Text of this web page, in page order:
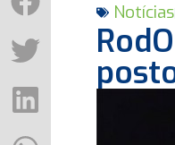
Notícias